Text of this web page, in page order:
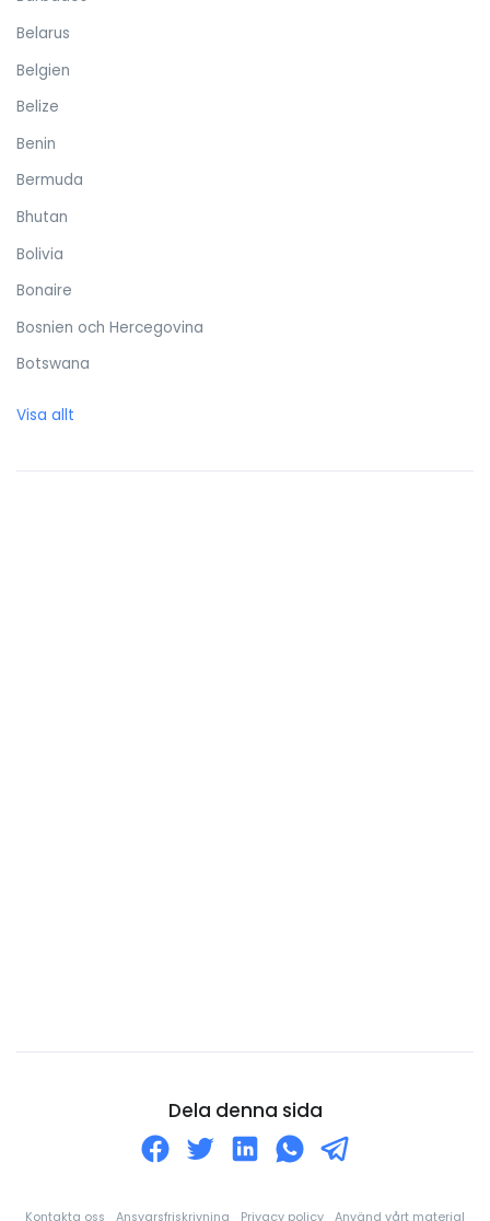
Belarus
Belgien
Belize
Benin
Bermuda
Bhutan
Bolivia
Bonaire
Bosnien och Hercegovina
Botswana
Brunei Darussalam
El Salvador
Visa allt
Dela denna sida
Kontakta oss Ansvarsfriskrivning Privacy policy Använd vårt material